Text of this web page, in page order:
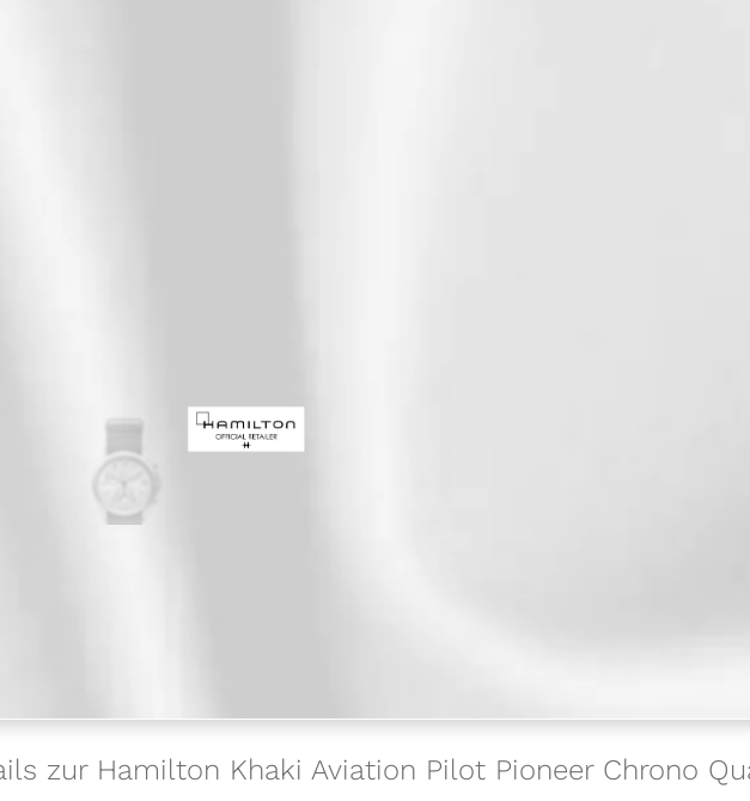
zur Hamilton Khaki Aviation Pilot Pioneer Chrono